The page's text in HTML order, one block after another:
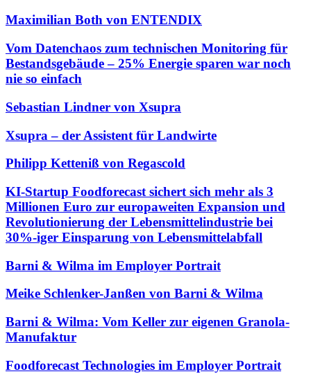
Maximilian Both von ENTENDIX
Vom Datenchaos zum technischen Monitoring für
Bestandsgebäude – 25% Energie sparen war noch
nie so einfach
Sebastian Lindner von Xsupra
Xsupra – der Assistent für Landwirte
Philipp Ketteniß von Regascold
KI-Startup Foodforecast sichert sich mehr als 3
Millionen Euro zur europaweiten Expansion und
Revolutionierung der Lebensmittelindustrie bei
30%-iger Einsparung von Lebensmittelabfall
Barni & Wilma im Employer Portrait
Meike Schlenker-Janßen von Barni & Wilma
Barni & Wilma: Vom Keller zur eigenen Granola-
Manufaktur
Foodforecast Technologies im Employer Portrait